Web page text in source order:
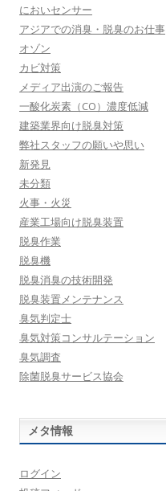
においセンサー
アジアでの消臭・脱臭のお仕事
オゾン
カビ対策
メディア出演のご報告
一酸化炭素（CO）濃度低減
建築業界向け脱臭対策
弊社スタッフの願いや思い
新発見
未分類
火事・火災
産業工場向け脱臭装置
脱臭作業
脱臭機
脱臭消臭の技術開発
脱臭装置メンテナンス
臭気判定士
臭気対策コンサルテーション
臭気調査
除菌脱臭サービス協会
メタ情報
ログイン